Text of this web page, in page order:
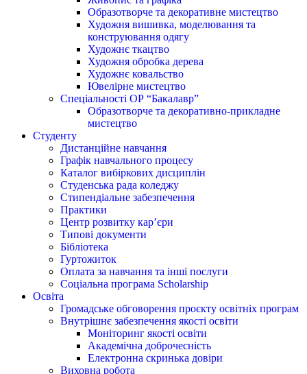
Образотворче та декоративне мистецтво
Художня вишивка, моделювання та
конструювання одягу
Художнє ткацтво
Художня обробка дерева
Художнє ковальство
Ювелірне мистецтво
Спеціальності ОР “Бакалавр”
Образотворче та декоративно-прикладне
мистецтво
Студенту
Дистанційне навчання
Графік навчального процесу
Каталог вибіркових дисциплін
Студенська рада коледжу
Стипендіальне забезпечення
Практики
Центр розвитку кар’єри
Типові документи
Бібліотека
Гуртожиток
Оплата за навчання та інші послуги
Соціальна програма Scholarship
Освіта
Громадське обговорення проєкту освітніх програм
Внутрішнє забезпечення якості освіти
Моніторинг якості освіти
Академічна доброчесність
Електронна скринька довіри
Виховна робота